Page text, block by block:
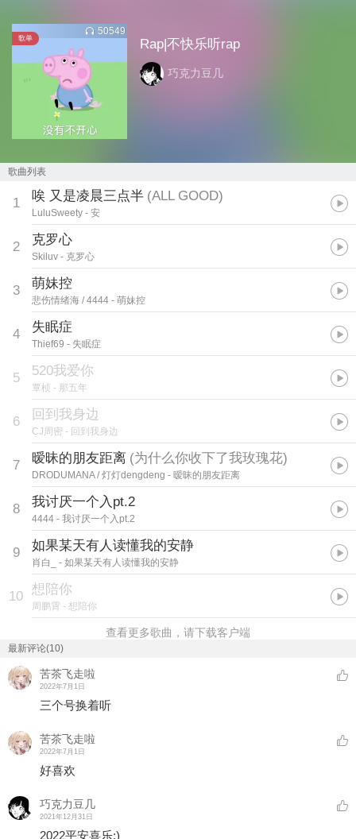
歌单
50549
Rap|不快乐听rap
巧克力豆几
歌曲列表
1 唉 又是凌晨三点半 (ALL GOOD)
LuluSweety - 安
2 克罗心
Skiluv - 克罗心
3 萌妹控
悲伤情绪海 / 4444 - 萌妹控
4 失眠症
Thief69 - 失眠症
5 520我爱你
覃桢 - 那五年
6 回到我身边
CJ周密 - 回到我身边
7 暧昧的朋友距离 (为什么你收下了我玫瑰花)
DRODUMANA / 灯灯dengdeng - 暧昧的朋友距离
8 我讨厌一个入pt.2
4444 - 我讨厌一个入pt.2
9 如果某天有人读懂我的安静
肖白_ - 如果某天有人读懂我的安静
10 想陪你
周鹏霄 - 想陪你
查看更多歌曲，请下载客户端
最新评论(10)
苦茶飞走啦
2022年7月1日
三个号换着听
苦茶飞走啦
2022年7月1日
好喜欢
巧克力豆几
2021年12月31日
2022平安喜乐:)